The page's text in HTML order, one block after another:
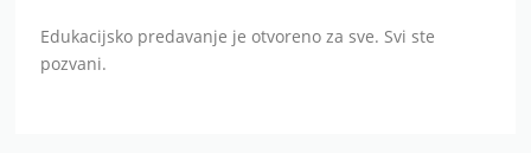
Edukacijsko predavanje je otvoreno za sve. Svi ste
pozvani.